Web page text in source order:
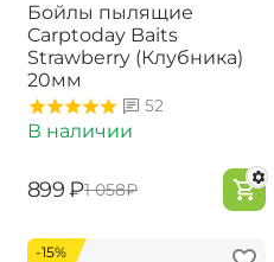
Бойлы пылящие
Carptoday Baits
Strawberry (Клубника)
20мм
52
В наличии
‍899‍ ₽‍1 058‍₽
-15%